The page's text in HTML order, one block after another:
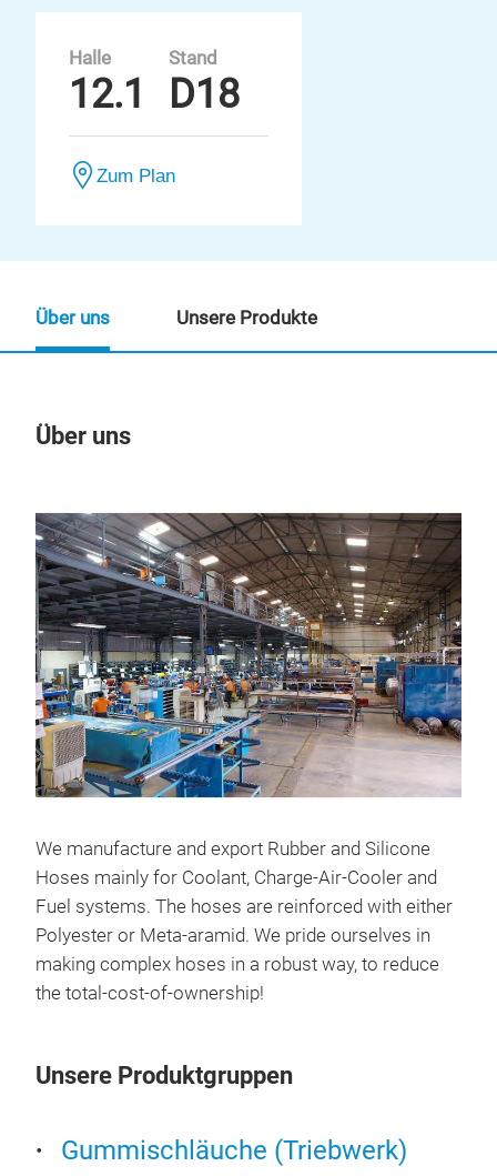
Halle
12.1
Stand
D18
Zum Plan
Über uns
We manufacture and export Rubber and Silicone
Hoses mainly for Coolant, Charge-Air-Cooler and
Fuel systems. The hoses are reinforced with either
Polyester or Meta-aramid. We pride ourselves in
making complex hoses in a robust way, to reduce
the total-cost-of-ownership!
Unsere Produktgruppen
Gummischläuche (Triebwerk)
Über uns Unsere Produkte